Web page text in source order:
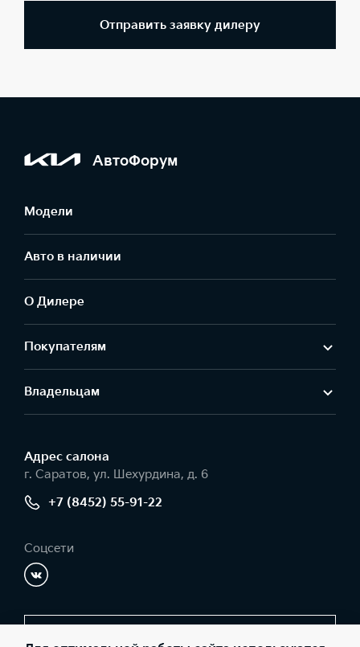
Отправить заявку дилеру
АвтоФорум
Модели
Авто в наличии
О Дилере
Покупателям
Владельцам
Адрес салонa
г. Саратов, ул. Шехурдина, д. 6
+7 (8452) 55-91-22
Соцсети